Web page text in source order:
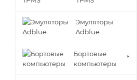
Эмуляторы
Adblue
Бортовые
компьютеры